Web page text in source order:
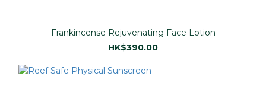
Frankincense Rejuvenating Face Lotion
HK$390.00